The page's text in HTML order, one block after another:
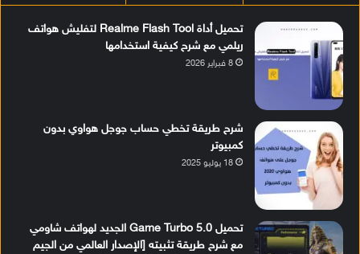
تحميل أداة Realme Flash Tool لتفليش هواتف
ريلمي مع شرح كيفية استخدامها
8 فبراير 2026
شرح طريقة تخطي حساب جوجل هواوي بدون
كمبيوتر
18 يوليو 2025
تحميل Game Turbo 5.0 الجديد لهواتف شاومي
مع شرح طريقة تثبيته [الإصدار العالمي من الجيم